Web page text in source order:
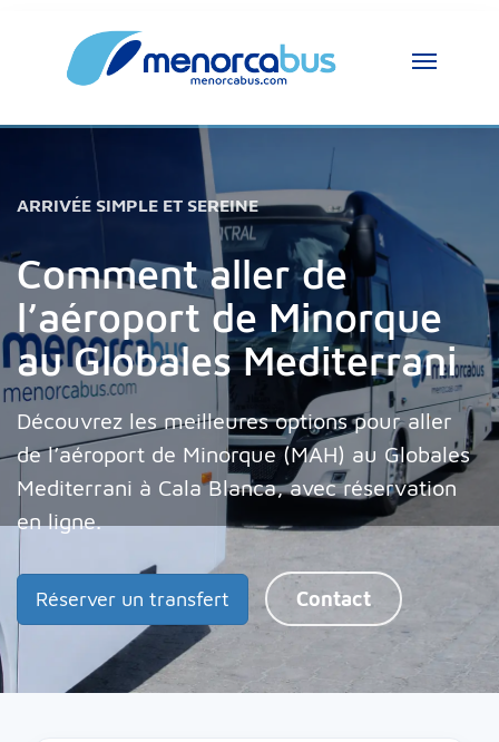
ARRIVÉE SIMPLE ET SEREINE
Comment aller de
l’aéroport de Minorque
au Globales Mediterrani
Découvrez les meilleures options pour aller
de l’aéroport de Minorque (MAH) au Globales
Mediterrani à Cala Blanca, avec réservation
en ligne.
Réserver un transfert Contact
MenorcaBus Assistant
Bonjour, je suis l’assistant MenorcaBus.
Comment puis-je vous aider ?